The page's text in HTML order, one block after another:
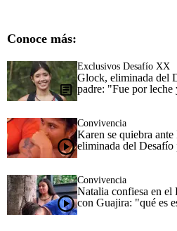
Conoce más:
Exclusivos Desafío XX
Glock, eliminada del
padre: "Fue por
Convivencia
Karen se quiebra
eliminada del
Convivencia
Natalia confiesa en el
con Guajira: "qué es